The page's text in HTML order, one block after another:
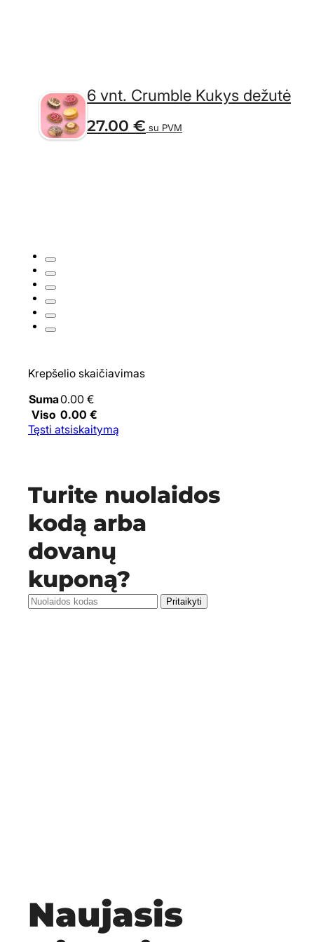
6 vnt. Crumble Kukys dežutė
27.00 € su PVM
Krepšelio skaičiavimas
Suma0.00 €
Viso 0.00 €
Tęsti atsiskaitymą
Turite nuolaidos
kodą arba
dovanų
kuponą?
Pritaikyti
Naujasis